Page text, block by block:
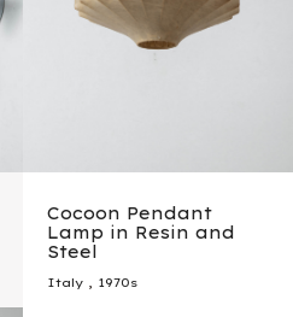
Cocoon Pendant
Lamp in Resin and
Steel
Italy , 1970s